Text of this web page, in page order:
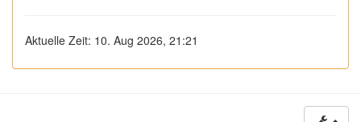
Aktuelle Zeit: 10. Aug 2026, 21:21